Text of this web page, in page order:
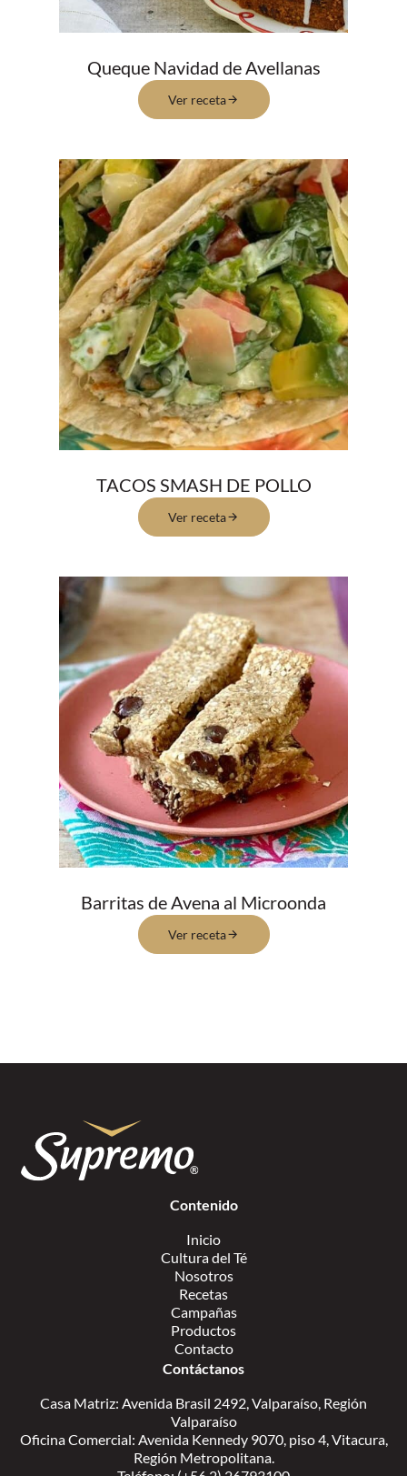
Queque Navidad de Avellanas
Ver receta
TACOS SMASH DE POLLO
Ver receta
Barritas de Avena al Microonda
Ver receta
Contenido
Inicio
Cultura del Té
Nosotros
Recetas
Campañas
Productos
Contacto
Contáctanos
Casa Matriz: Avenida Brasil 2492, Valparaíso, Región
Valparaíso
Oficina Comercial: Avenida Kennedy 9070, piso 4, Vitacura,
Región Metropolitana.